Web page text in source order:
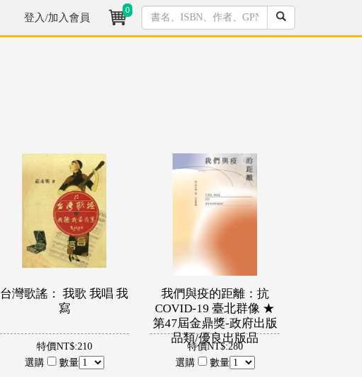
登入/加入會員
0
台灣歌謠： 我歌 我唱 我
寫
特價NT$:210
選購
數量
我們與疫的距離：抗
COVID-19 臺北群像 ★
第47屆金鼎獎-政府出版
品類/優良出版品
特價NT$:280
選購
數量